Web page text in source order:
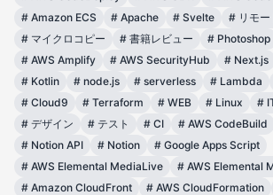
# Amazon ECS # Apache # Svelte # リモ
# マイクロコピー # 書籍レビュー # Photoshop
# AWS Amplify # AWS SecurityHub # Next.js
# Kotlin # node.js # serverless # Lambda
# Cloud9 # Terraform # WEB # Linux #
# デザイン # テスト # CI # AWS CodeBuild
# Notion API # Notion # Google Apps Script
# AWS Elemental MediaLive # AWS Elemental
# Amazon CloudFront # AWS CloudFormation